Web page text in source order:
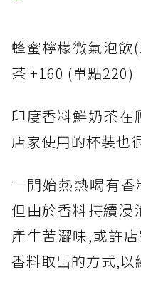
蜂蜜檸檬微氣泡飲
茶 +160 (單點220)
印度香料鮮奶茶在
店家使用的杯裝也
一開始熱熱喝有
但由於香料持續浸
產生苦澀味,或許
香料取出的方式,以